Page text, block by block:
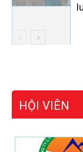
HỘI VIÊN